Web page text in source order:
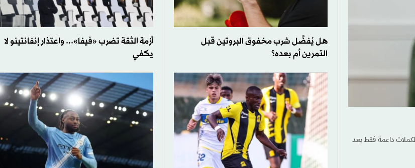
داعمة فقط بعد
هل يُفضَّل شرب مخفوق البروتين قبل
التمرين أم بعده؟
أزمة الثقة تضرب «فيفا»... واعتذار إنفانتينو لا
يكفي